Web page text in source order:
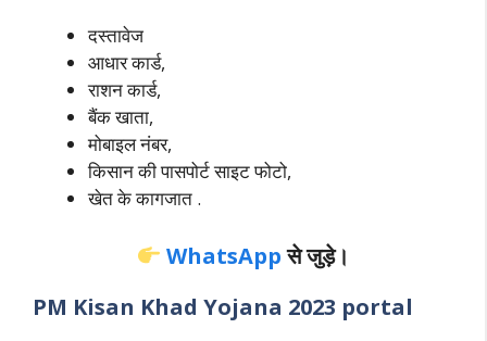
दस्तावेज
आधार कार्ड,
राशन कार्ड,
बैंक खाता,
मोबाइल नंबर,
किसान की पासपोर्ट साइट फोटो,
खेत के कागजात .
WhatsApp से जुड़े।
PM Kisan Khad Yojana 2023 portal